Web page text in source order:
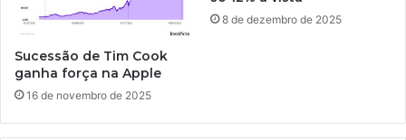
Sucessão de Tim Cook
ganha força na Apple
16 de novembro de 2025
8 de dezembro de 2025